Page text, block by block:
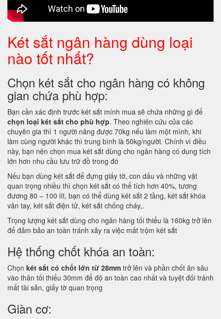
Két sắt ngân hàng dùng loại
nào tốt nhất?
Chọn két sắt cho ngân hàng có không
gian chứa phù hợp:
Bạn cần xác định trước két sắt mính mua sẽ chứa những gì để
chọn loại két sắt cho phù hợp. Theo nghiên cứu của các
chuyên gia thì 1 người nâng được 70kg nếu làm một mình, khi
làm cùng người khác thì trung bình là 50kg/người. Chính vì điều
này, bạn nên chọn mua két sắt dùng cho ngân hàng có dung tích
lớn hơn nhu cầu lưu trữ đồ trong đó
Nếu bạn dùng két sắt để đựng giấy tờ, con dấu và những vật
quan trọng nhiều thì chọn két sắt có thể tích hơn 40%, tương
đương 80 – 100 lít, bạn có thể dùng két sắt 2 tầng, két sắt khóa
vân tay, két sắt điện tử, két sắt chống cháy,.
Trọng lượng két sắt dùng cho ngân hàng tối thiểu là 160kg trở lên
để đảm bảo an toàn tránh xảy ra việc mất trộm két sắt
Hệ thống chốt khóa an toàn:
Chọn két sắt có chốt lớn từ 28mm trở lên và phần chốt ăn sâu
vào thân tối thiểu 30mm để độ an toàn cao nhất và tuyệt đối tránh
mất tài sản, giấy tờ quan trọng
Giàn cơ: